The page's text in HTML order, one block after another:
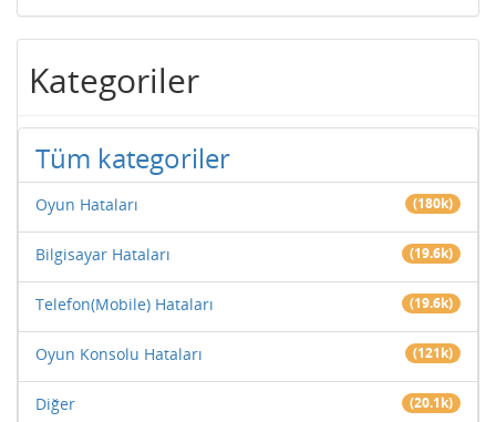
Kategoriler
Tüm kategoriler
Oyun Hataları (180k)
Bilgisayar Hataları (19.6k)
Telefon(Mobile) Hataları (19.6k)
Oyun Konsolu Hataları (121k)
Diğer (20.1k)